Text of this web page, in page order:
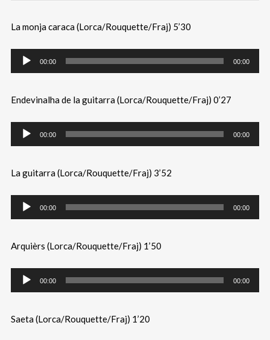
La monja caraca (Lorca/Rouquette/Fraj) 5’30
00:00 00:00
Endevinalha de la guitarra (Lorca/Rouquette/Fraj) 0’27
00:00 00:00
La guitarra (Lorca/Rouquette/Fraj) 3’52
00:00 00:00
Arquièrs (Lorca/Rouquette/Fraj) 1’50
00:00 00:00
Saeta (Lorca/Rouquette/Fraj) 1’20